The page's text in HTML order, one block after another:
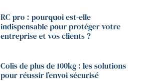
RC pro : pourquoi est-elle
indispensable pour protéger votre
entreprise et vos clients ?
Colis de plus de 100kg : les solutions
pour réussir l’envoi sécurisé